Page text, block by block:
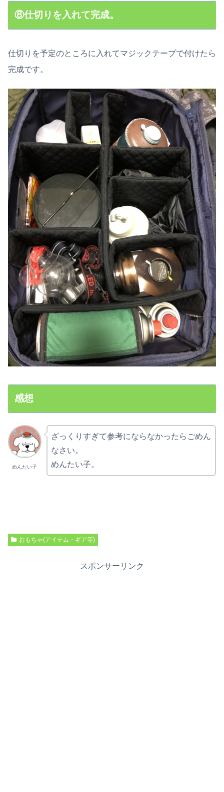
⑧仕切りを入れて完成。
仕切りを予定のところに入れてマジックテープで付けたら
完成です。
感想
めんたい子
ざっくりすぎて参考にならなかったらごめん
なさい。
めんたい子。
おもちゃ(アイテム・ギア等)
スポンサーリンク